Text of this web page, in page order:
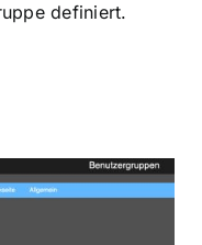
definiert.